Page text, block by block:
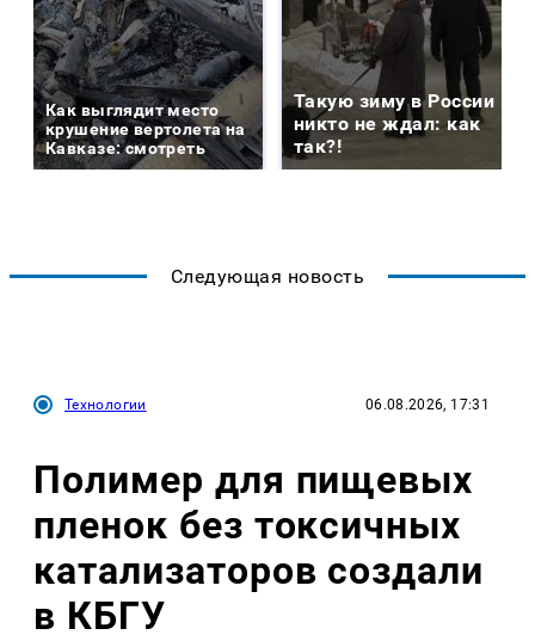
Как выглядит место
крушение вертолета на
Кавказе: смотреть
Такую зиму в России
никто не ждал: как
так?!
Следующая новость
Технологии 06.08.2026, 17:31
Полимер для пищевых
пленок без токсичных
катализаторов создали
в КБГУ